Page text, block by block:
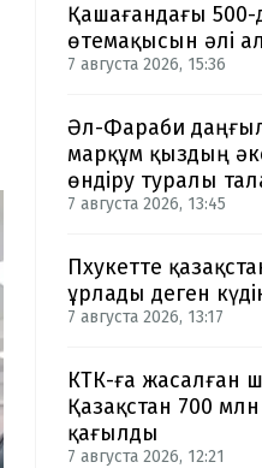
Қашағандағы
өтемақысын әлі
7 августа 2026, 15:36
Әл-Фараби
марқұм қыздың
өндіру туралы
7 августа 2026, 13:45
Пхукетте
ұрлады деген
7 августа 2026, 13:17
КТК-ға жасалған
Қазақстан 700
қағылды
7 августа 2026, 12:21